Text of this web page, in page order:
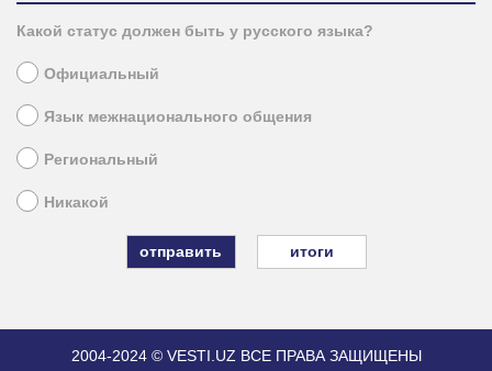
Какой статус должен быть у русского языка?
Официальный
Язык межнационального общения
Региональный
Никакой
итоги
2004-2024 © VESTI.UZ ВСЕ ПРАВА ЗАЩИЩЕНЫ